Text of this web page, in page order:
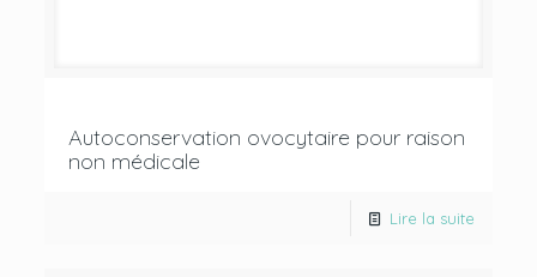
Autoconservation ovocytaire pour raison
non médicale
Lire la suite